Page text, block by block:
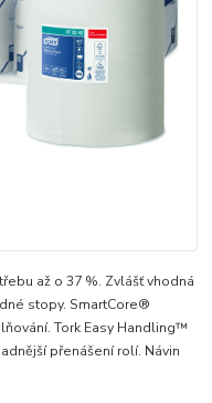
až o 37 %. Zvlášť vhodná
stopy. SmartCore®
Tork Easy Handling™
přenášení rolí. Návin